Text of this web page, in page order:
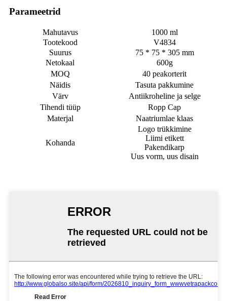
Parameetrid
Mahutavus
1000 ml
Tootekood
V4834
Suurus
75 * 75 * 305 mm
Netokaal
600g
MOQ
40 peakorterit
Näidis
Tasuta pakkumine
Värv
Antiikroheline ja selge
Tihendi tüüp
Ropp Cap
Materjal
Naatriumlae klaas
Kohanda
Logo trükkimine
Liimi etikett
Pakendikarp
Uus vorm, uus disain